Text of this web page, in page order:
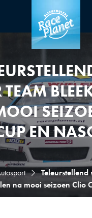
EN
Teleurstellend
na mooi seizoen Clio